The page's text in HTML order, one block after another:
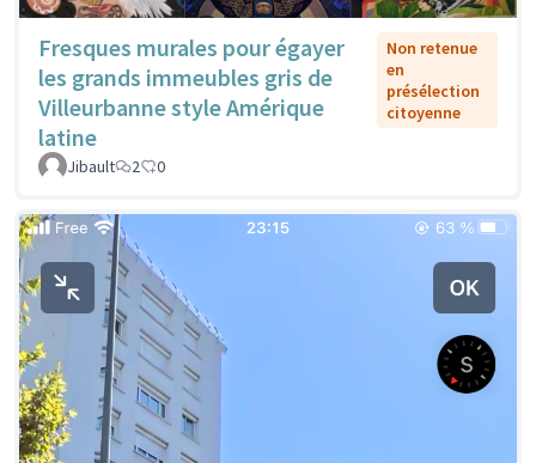
Fresques murales pour égayer
les grands immeubles gris de
Villeurbanne style Amérique
latine
Non retenue
en
présélection
citoyenne
Jibault 2 0